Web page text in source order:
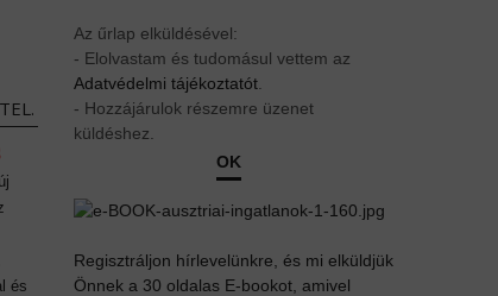
és
Az űrlap elküldésével:
- Elolvastam és tudomásul vettem az
Adatvédelmi tájékoztatót
- Hozzájárulok részemre üzenet
küldéshez.
OK
Regisztráljon hírlevelünkre, és mi elküldjük
Önnek a 30 oldalas E-bookot, amivel